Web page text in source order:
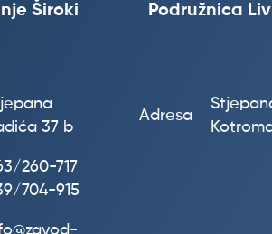
Široki
Podružnica
37 b
Adresa
260-717
704-915